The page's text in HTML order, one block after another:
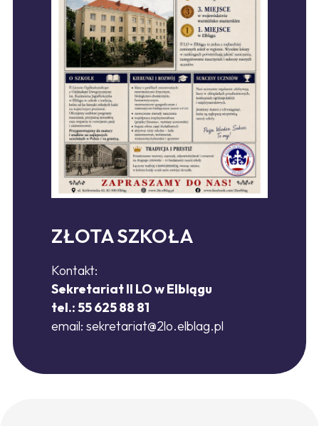
ZŁOTA SZKOŁA
Kontakt:
Sekretariat II LO w Elblągu
tel.: 55 625 88 81
email: sekretariat@2lo.elblag.pl